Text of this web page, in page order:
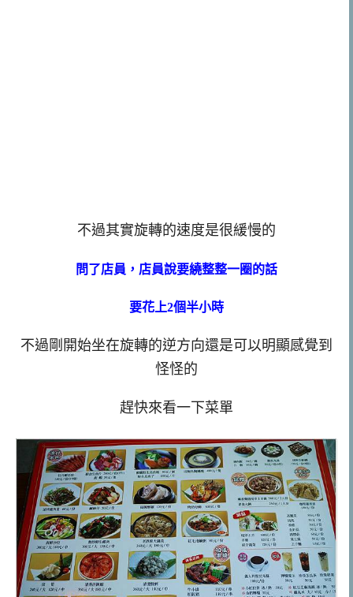
不過其實旋轉的速度是很緩慢的
問了店員，店員說要繞整整一圈的話
要花上2個半小時
不過剛開始坐在旋轉的逆方向還是可以明顯感覺到
怪怪的
趕快來看一下菜單